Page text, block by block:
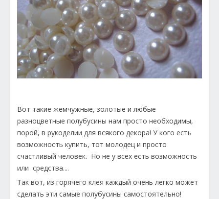
Вот такие жемчужные, золотые и любые
разноцветные полубусины нам просто необходимы,
порой, в рукоделии для всякого декора! У кого есть
возможность купить, тот молодец и просто
счастливый человек. Но не у всех есть возможность
или средства....
Так вот, из горячего клея каждый очень легко может
сделать эти самые полубусины самостоятельно!